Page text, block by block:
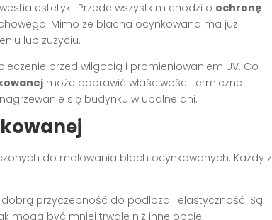
estetyki. Przede wszystkim chodzi o ochronę
Mimo że blacha ocynkowana ma już
lub zużyciu.
przed wilgocią i promieniowaniem UV. Co
może poprawić właściwości termiczne
się budynku w upalne dni.
do malowania blach ocynkowanych. Każdy z
przyczepność do podłoża i elastyczność. Są
mogą być mniej trwałe niż inne opcje.